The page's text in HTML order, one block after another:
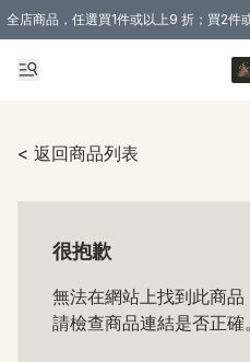
全店商品，任選買1件或以上9 折；買2
購買 3 件商品或以上即享免運費優惠！（
< 返回商品列表
很抱歉
無法在網站上找到此商品
請檢查商品連結是否正確。